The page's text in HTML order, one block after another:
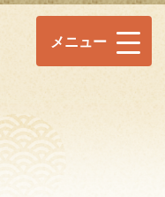
メニュー